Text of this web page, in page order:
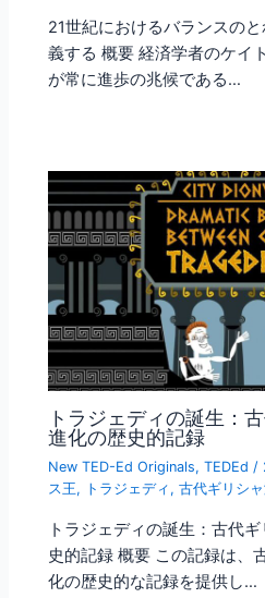
21世紀におけるバランスの
義する 概要 経済学者のケイ
が常に進歩の兆候である…
トラジェディの誕生：
進化の歴史的記録
New TED-Ed Originals,TEDEd /
ス王, トラジェディ ,古代ギリシャ
トラジェディの誕生：古代
史的記録 概要 この記録は、
化の歴史的な記録を提供し…